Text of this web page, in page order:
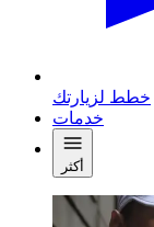
خطط لزيارتك
خدمات
أكثر